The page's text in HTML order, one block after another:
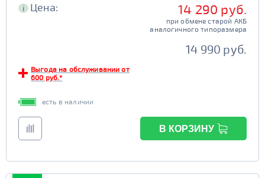
i Цена: 14 290 руб.
при обмене старой АКБ
аналогичного типоразмера
14 990 руб.
Выгода на обслуживании от
600 руб.*
есть в наличии
В КОРЗИНУ